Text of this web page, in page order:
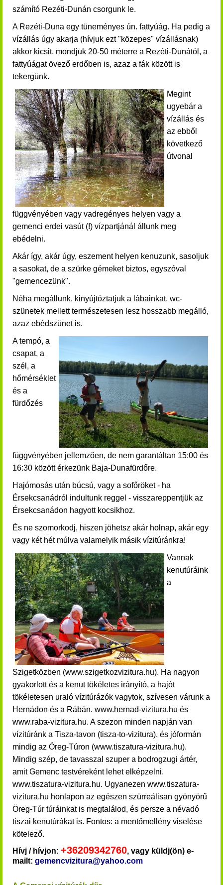
számító Rezéti-Dunán csorgunk le.
A Rezéti-Duna egy tüneményes ún. fattyúág. Ha pedig a
vízállás úgy akarja (hívjuk ezt "közepes" vízállásnak)
akkor kicsit, mondjuk 20-50 méterre a Rezéti-Dunától, a
fattyúágat övező erdőben is, azaz a fák között is
tekergünk.
Megint
ugyebár a
vízállás és
az ebből
következő
útvonal
függvényében vagy vadregényes helyen vagy a
gemenci erdei vasút (!) vízpartjánál állunk meg
ebédelni.
Akár így, akár úgy, eszement helyen kenuzunk, sasoljuk
a sasokat, de a szürke gémeket biztos, egyszóval
"gemencezünk".
Néha megállunk, kinyújtóztatjuk a lábainkat, wc-
szünetek mellett természetesen lesz hosszabb megálló,
azaz ebédszünet is.
A tempó, a
csapat, a
szél, a
hőmérséklet
és a
fürdőzés
függvényében jellemzően, de nem garantáltan 15:00 és
16:30 között érkezünk Baja-Dunafürdőre.
Hajómosás után búcsú, vagy a sofőröket - ha
Érsekcsanádról indultunk reggel - visszareppentjük az
Érsekcsanádon hagyott kocsikhoz.
És ne szomorkodj, hiszen jöhetsz akár holnap, akár egy
vagy két hét múlva valamelyik másik vízitúránkra!
Vannak
kenutúráink
a
Szigetközben (www.szigetkozvizitura.hu). Ha nagyon
gyakorlott és a kenut tökéletes irányító, a hajót
tökéletesen uraló vízitúrázók vagytok, szívesen várunk a
Hernádon és a Rábán. www.hernad-vizitura.hu és
www.raba-vizitura.hu. A szezon minden napján van
vízitúránk a Tisza-tavon (tisza-to-vizitura), és jóformán
mindig az Öreg-Túron (www.tiszatura-vizitura.hu).
Mindig szép, de tavasszal szuper a bodrogzugi ártér,
amit Gemenc testvéreként lehet elképzelni.
www.tiszatura-vizitura.hu. Ugyanezen www.tiszatura-
vizitura.hu honlapon az egészen szürreálisan gyönyörű
Öreg-Túr túráinkat is megtalálod, és persze a névadó
tiszai kenutúrákat is. Fontos: a mentőmellény viselése
kötelező.
Hívj / hívjon: +36209342760, vagy küldj(ön) e-
mailt: gemencvizitura@yahoo.com